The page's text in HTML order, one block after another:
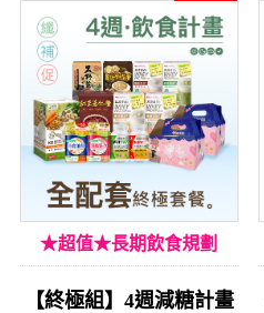
★超值★長期飲食規劃
【終極組】4週減糖計畫